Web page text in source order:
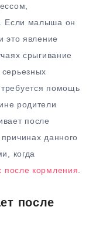
Если малыша он
это явление
срыгивание
помощь
родители
после
данного
когда
после кормления
после